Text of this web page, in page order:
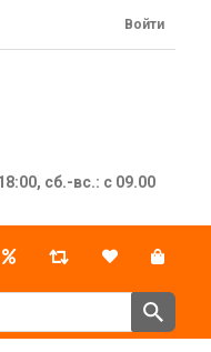
сб.-вс.: с 09.00
Войти